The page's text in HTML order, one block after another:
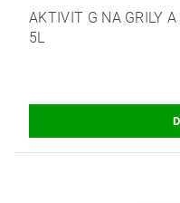
AKTIVIT G NA GRILY
5L